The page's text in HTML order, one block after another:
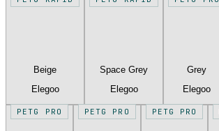
Beige
Elegoo
Space Grey
Elegoo
Grey
Elegoo
PETG PRO PETG PRO PETG PRO